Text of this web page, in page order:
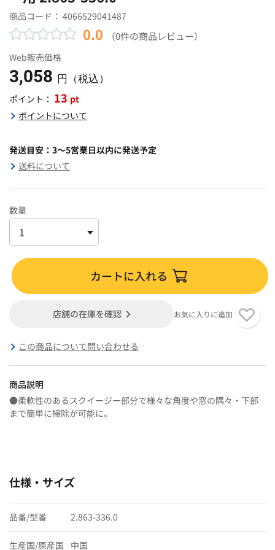
商品コード： 4066529041487
0.0 （0件の商品レビュー）
Web販売価格
3,058 円（税込）
ポイント： 13 pt
ポイントについて
発送目安：3～5営業日以内に発送予定
送料について
数量
カートに入れる
店舗の在庫を確認 お気に入りに追加
この商品について問い合わせる
商品説明
●柔軟性のあるスクイージー部分で様々な角度や窓の隅々・下部
まで簡単に掃除が可能に。
仕様・サイズ
品番/型番 2.863-336.0
生産国/原産国 中国